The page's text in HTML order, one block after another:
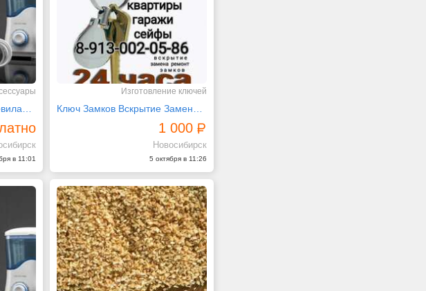
в 11:01
Изготовление ключей
1 000
Новосибирск
5 октября в 11:26